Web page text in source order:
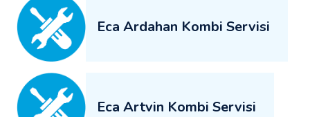
Eca Ardahan Kombi Servisi
Eca Artvin Kombi Servisi